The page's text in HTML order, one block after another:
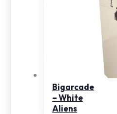
Bigarcade
– White
Aliens